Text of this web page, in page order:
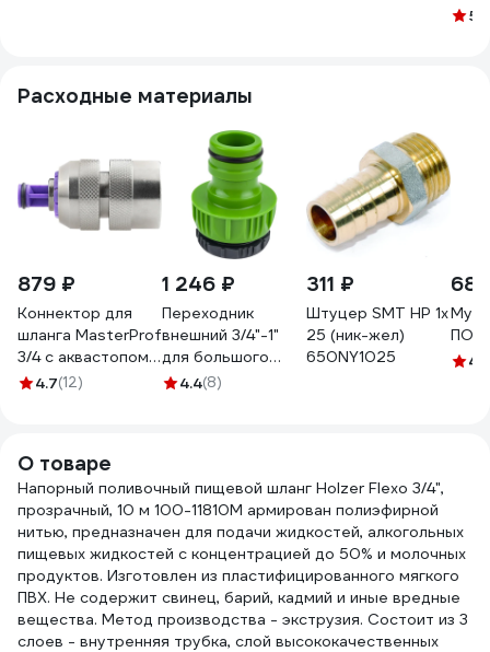
5
Расходные материалы
879 ₽
Коннектор для
шланга MasterProf
3/4 с аквастопом
соединитель
4.7(12)
1 246 ₽
Переходник
внешний 3/4"-1"
для большого
объема воды USP
4.4(8)
311 ₽
Штуцер SMT НР 1х
25 (ник-жел)
650NY1025
68
4.8
О товаре
Напорный поливочный пищевой шланг Holzer Flexo 3/4",
прозрачный, 10 м 100-11810M армирован полиэфирной
нитью, предназначен для подачи жидкостей, алкогольных
пищевых жидкостей с концентрацией до 50% и молочных
продуктов. Изготовлен из пластифицированного мягкого
ПВХ. Не содержит свинец, барий, кадмий и иные вредные
вещества. Метод производства - экструзия. Состоит из 3
слоев - внутренняя трубка, слой высококачественных